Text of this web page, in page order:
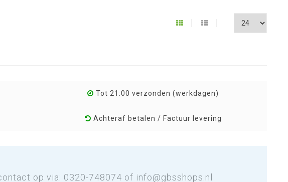
Tot 21:00 verzonden (werkdagen)
Achteraf betalen / Factuur levering
op via: 0320-748074 of info@gbsshops.nl